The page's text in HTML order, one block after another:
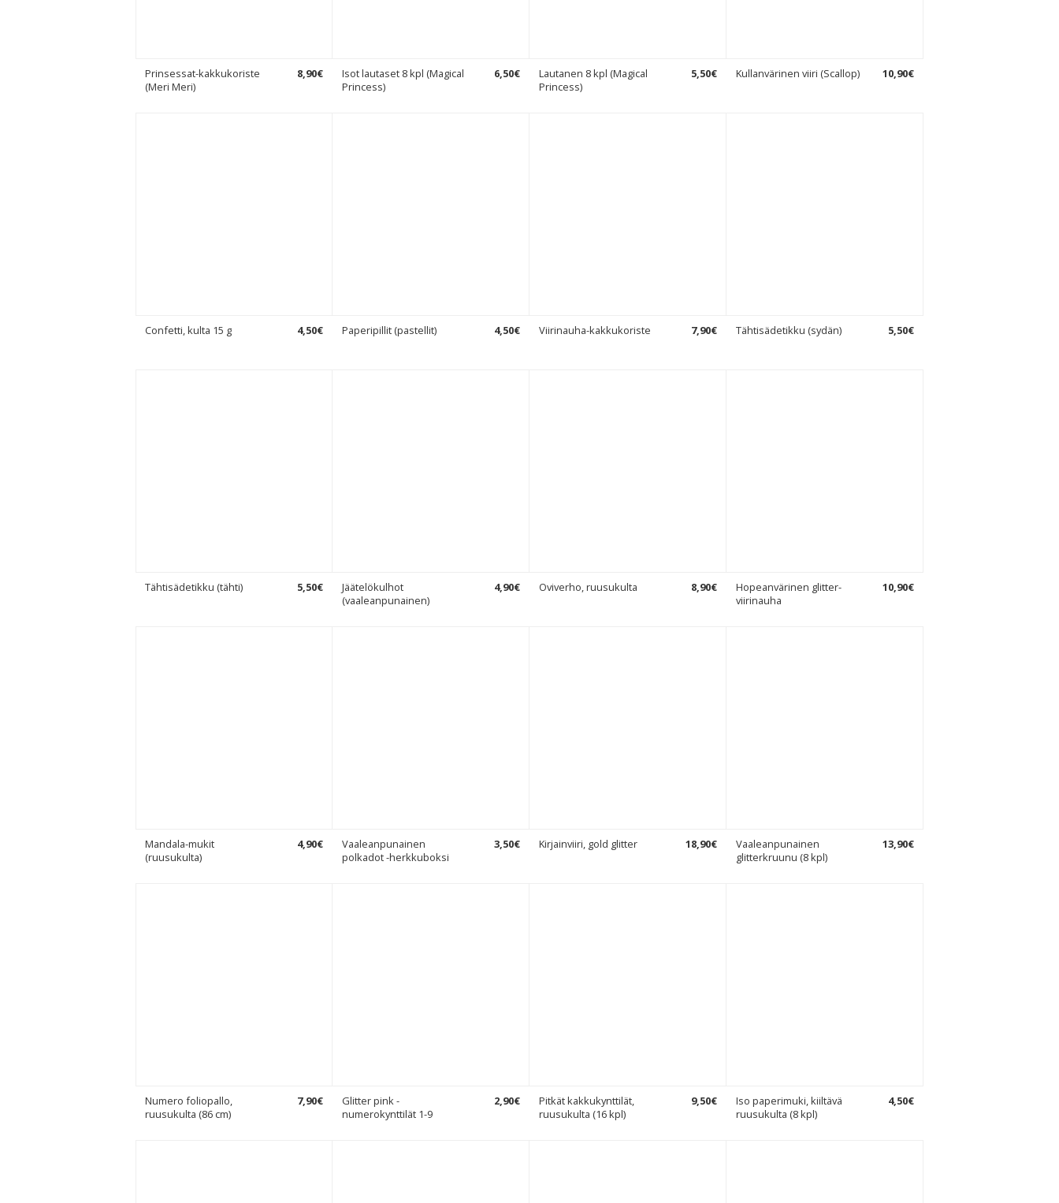
Prinsessat-kakkukoriste
(Meri Meri)
8,90€
Isot lautaset 8 kpl (Magical
Princess)
6,50€
Lautanen 8 kpl (Magical
Princess)
5,50€ Kullanvärinen viiri (Scallop) 10,90€
Confetti, kulta 15 g 4,50€ Paperipillit (pastellit) 4,50€ Viirinauha-kakkukoriste 7,90€ Tähtisädetikku (sydän) 5,50€
Tähtisädetikku (tähti) 5,50€
Jäätelökulhot
(vaaleanpunainen)
4,90€ Oviverho, ruusukulta 8,90€
Hopeanvärinen glitter-
viirinauha
10,90€
Mandala-mukit
(ruusukulta)
4,90€
Vaaleanpunainen
polkadot -herkkuboksi
3,50€ Kirjainviiri, gold glitter 18,90€
Vaaleanpunainen
glitterkruunu (8 kpl)
13,90€
Numero foliopallo,
ruusukulta (86 cm)
7,90€
Glitter pink -
numerokynttilät 1-9
2,90€
Pitkät kakkukynttilät,
ruusukulta (16 kpl)
9,50€
Iso paperimuki, kiiltävä
ruusukulta (8 kpl)
4,50€